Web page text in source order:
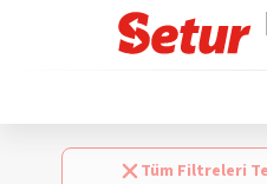
Tüm Filtreleri